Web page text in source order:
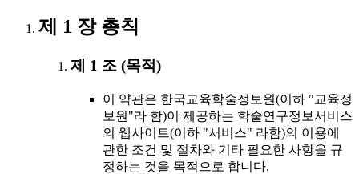
제 1 장 총칙
제 1 조 (목적)
이 약관은 한국교육학술정보원(이하 "교육정
보원"라 함)이 제공하는 학술연구정보서비스
의 웹사이트(이하 "서비스" 라함)의 이용에
관한 조건 및 절차와 기타 필요한 사항을 규
정하는 것을 목적으로 합니다.